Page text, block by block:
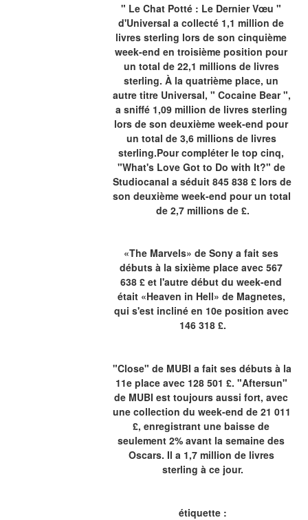
" Le Chat Potté : Le Dernier Vœu "
d'Universal a collecté 1,1 million de
livres sterling lors de son cinquième
week-end en troisième position pour
un total de 22,1 millions de livres
sterling. À la quatrième place, un
autre titre Universal, " Cocaine Bear ",
a sniffé 1,09 million de livres sterling
lors de son deuxième week-end pour
un total de 3,6 millions de livres
sterling.Pour compléter le top cinq,
"What's Love Got to Do with It?" de
Studiocanal a séduit 845 838 £ lors de
son deuxième week-end pour un total
de 2,7 millions de £.
«The Marvels» de Sony a fait ses
débuts à la sixième place avec 567
638 £ et l'autre début du week-end
était «Heaven in Hell» de Magnetes,
qui s'est incliné en 10e position avec
146 318 £.
"Close" de MUBI a fait ses débuts à la
11e place avec 128 501 £. "Aftersun"
de MUBI est toujours aussi fort, avec
une collection du week-end de 21 011
£, enregistrant une baisse de
seulement 2% avant la semaine des
Oscars. Il a 1,7 million de livres
sterling à ce jour.
étiquette :